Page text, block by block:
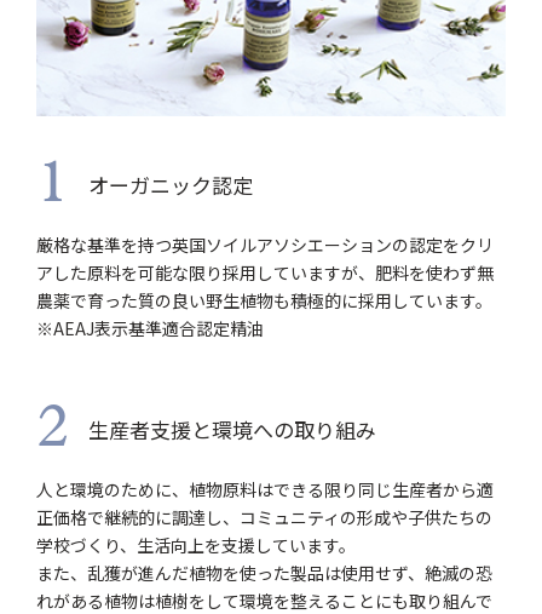
1 オーガニック認定
厳格な基準を持つ英国ソイルアソシエーションの認定をクリ
アした原料を可能な限り採用していますが、肥料を使わず無
農薬で育った質の良い野生植物も積極的に採用しています。
※AEAJ表示基準適合認定精油
2 生産者支援と環境への取り組み
人と環境のために、植物原料はできる限り同じ生産者から適
正価格で継続的に調達し、コミュニティの形成や子供たちの
学校づくり、生活向上を支援しています。
また、乱獲が進んだ植物を使った製品は使用せず、絶滅の恐
れがある植物は植樹をして環境を整えることにも取り組んで